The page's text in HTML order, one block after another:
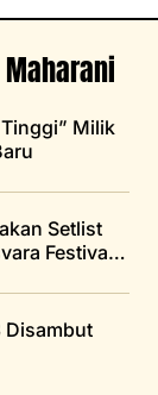
Milik
Setlist
Festival
Disambut